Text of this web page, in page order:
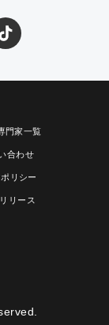
門家一覧
合わせ
リシー
リース